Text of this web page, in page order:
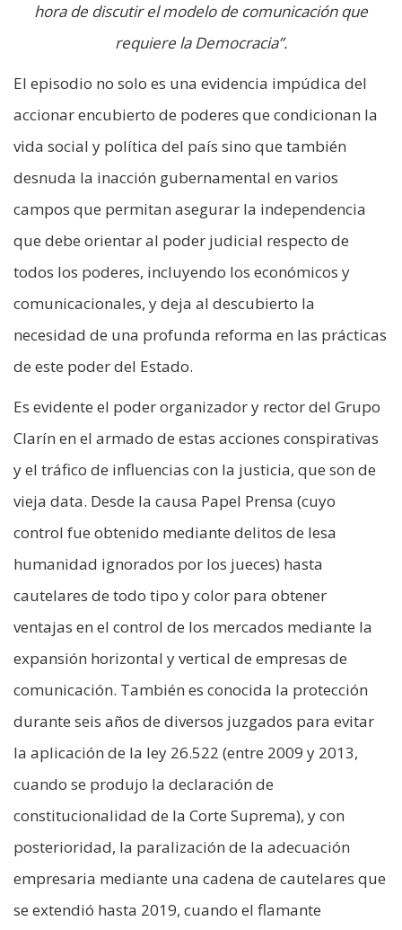
hora de discutir el modelo de comunicación que
requiere la Democracia”.
El episodio no solo es una evidencia impúdica del
accionar encubierto de poderes que condicionan la
vida social y política del país sino que también
desnuda la inacción gubernamental en varios
campos que permitan asegurar la independencia
que debe orientar al poder judicial respecto de
todos los poderes, incluyendo los económicos y
comunicacionales, y deja al descubierto la
necesidad de una profunda reforma en las prácticas
de este poder del Estado.
Es evidente el poder organizador y rector del Grupo
Clarín en el armado de estas acciones conspirativas
y el tráfico de influencias con la justicia, que son de
vieja data. Desde la causa Papel Prensa (cuyo
control fue obtenido mediante delitos de lesa
humanidad ignorados por los jueces) hasta
cautelares de todo tipo y color para obtener
ventajas en el control de los mercados mediante la
expansión horizontal y vertical de empresas de
comunicación. También es conocida la protección
durante seis años de diversos juzgados para evitar
la aplicación de la ley 26.522 (entre 2009 y 2013,
cuando se produjo la declaración de
constitucionalidad de la Corte Suprema), y con
posterioridad, la paralización de la adecuación
empresaria mediante una cadena de cautelares que
se extendió hasta 2019, cuando el flamante